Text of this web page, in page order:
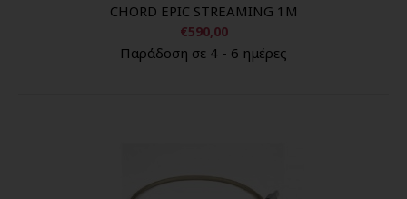
CHORD EPIC STREAMING 1M
€590,00
Παράδοση σε 4 - 6 ημέρες